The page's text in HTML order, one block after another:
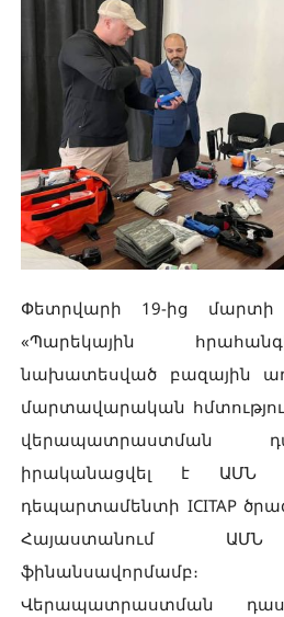
Փետրվարի 19-ից
«Պարեկային
նախատեսված բազային
մարտավարական
վերապատրաստման
իրականացվել է ԱՄՆ
դեպարտամենտի ICITAP
Հայաստանում
ֆինանսավորմամբ։
Վերապատրաստման